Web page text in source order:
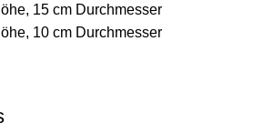
15 cm Durchmesser
10 cm Durchmesser